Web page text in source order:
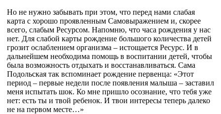
Но не нужно забывать при этом, что перед нами слабая
карта с хорошо проявленным Самовыражением и, скорее
всего, слабым Ресурсом. Напомню, что часа рождения у нас
нет. Для слабой карты рождение большого количества детей
грозит ослаблением организма – истощается Ресурс. И в
дальнейшем необходима помощь в воспитании детей, чтобы
была возможность отдыхать и восстанавливаться. Сама
Подольская так вспоминает рождение первенца: «Этот
период – первые недели после появления малыша – заставил
меня испытать шок. Ко мне пришло осознание, что тебя уже
нет: есть ты и твой ребенок. И твои интересы теперь далеко
не на первом месте…»